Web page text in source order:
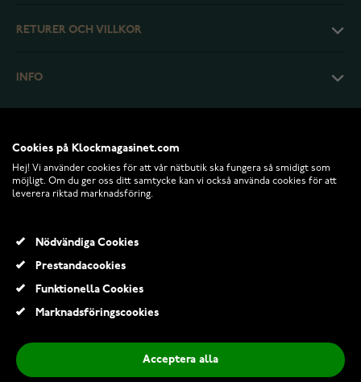
RETURER OCH VILLKOR
INFO
© 2026 Klockmagasinet.com
Lägg till i kundvagn
Cookies på Klockmagasinet.com
Hej! Vi använder cookies för att vår nätbutik ska fungera så smidigt som
möjligt. Om du ger oss ditt samtycke kan vi också använda cookies för att
leverera riktad marknadsföring.
Nödvändiga Cookies
Prestandacookies
Funktionella Cookies
Marknadsföringscookies
Acceptera alla